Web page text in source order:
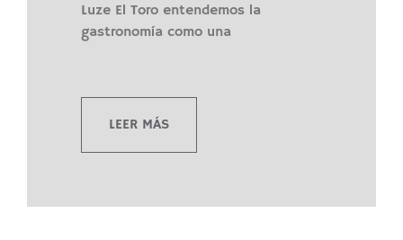
Luze El Toro entendemos la
gastronomía como una
LEER MÁS